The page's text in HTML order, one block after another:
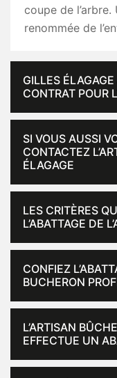
coupe de
renommée de
GILLES
CONTRAT POUR
SI VOUS AUSSI
CONTACTEZ
ÉLAGAGE
LES CRITÈRES
L’ABATTAGE DE
CONFIEZ
BUCHERON
L’ARTISAN
EFFECTUE UN